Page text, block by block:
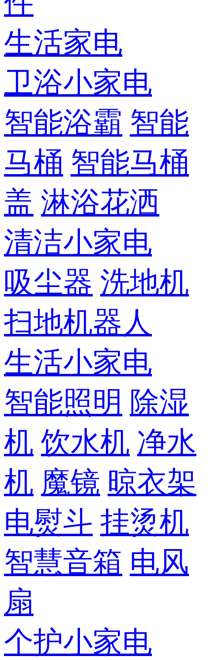
生活家电
卫浴小家电
智能浴霸 智能
马桶 智能马桶
盖 淋浴花洒
清洁小家电
吸尘器 洗地机
扫地机器人
生活小家电
智能照明 除湿
机 饮水机 净水
机 魔镜 晾衣架
电熨斗 挂烫机
智慧音箱 电风
扇
个护小家电